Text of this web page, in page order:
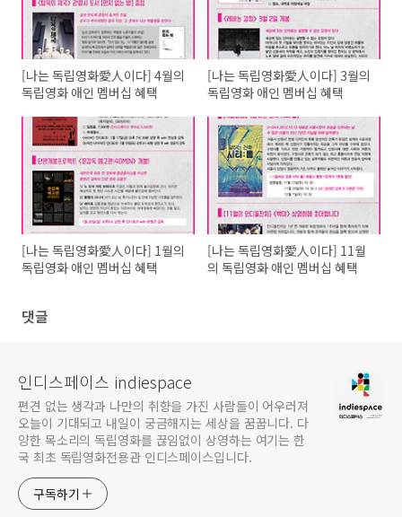
[나는 독립영화愛人이다] 4월의
독립영화 애인 멤버십 혜택
[나는 독립영화愛人이다] 3월의
독립영화 애인 멤버십 혜택
[나는 독립영화愛人이다] 1월의
독립영화 애인 멤버십 혜택
[나는 독립영화愛人이다] 11월
의 독립영화 애인 멤버십 혜택
댓글
인디스페이스 indiespace
편견 없는 생각과 나만의 취향을 가진 사람들이 어우러져
오늘이 기대되고 내일이 궁금해지는 세상을 꿈꿉니다. 다
양한 목소리의 독립영화를 끊임없이 상영하는 여기는 한
국 최초 독립영화전용관 인디스페이스입니다.
구독하기